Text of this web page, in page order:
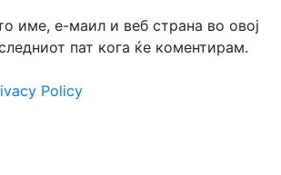
име, е-маил и веб страна во овој
пат кога ќе коментирам.
Policy